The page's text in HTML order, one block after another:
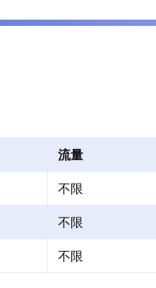
流量
不限
不限
不限